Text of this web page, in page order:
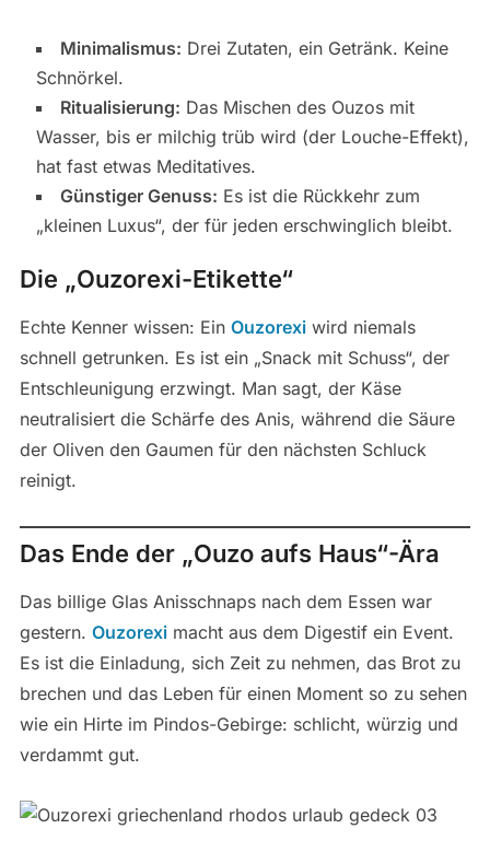
Minimalismus: Drei Zutaten, ein Getränk. Keine
Schnörkel.
Ritualisierung: Das Mischen des Ouzos mit
Wasser, bis er milchig trüb wird (der Louche-Effekt),
hat fast etwas Meditatives.
Günstiger Genuss: Es ist die Rückkehr zum
„kleinen Luxus“, der für jeden erschwinglich bleibt.
Die „Ouzorexi-Etikette“
Echte Kenner wissen: Ein Ouzorexiwird niemals
schnell getrunken. Es ist ein „Snack mit Schuss“, der
Entschleunigung erzwingt. Man sagt, der Käse
neutralisiert die Schärfe des Anis, während die Säure
der Oliven den Gaumen für den nächsten Schluck
reinigt.
Das Ende der „Ouzo aufs Haus“-Ära
Das billige Glas Anisschnaps nach dem Essen war
gestern. Ouzoreximacht aus dem Digestif ein Event.
Es ist die Einladung, sich Zeit zu nehmen, das Brot zu
brechen und das Leben für einen Moment so zu sehen
wie ein Hirte im Pindos-Gebirge: schlicht, würzig und
verdammt gut.